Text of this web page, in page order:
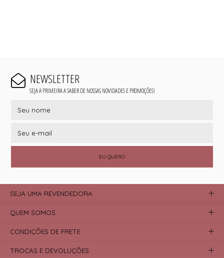
NEWSLETTER
SEJA A PRIMEIRA A SABER DE NOSSAS NOVIDADES E PROMOÇÕES!
EU QUERO
SEJA UMA REVENDEDORA
QUEM SOMOS
CONDIÇÕES DE FRETE
TROCAS E DEVOLUÇÕES